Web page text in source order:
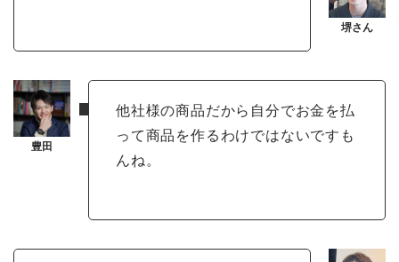
他社様の商品だから自分でお金を払
って商品を作るわけではないですも
んね。